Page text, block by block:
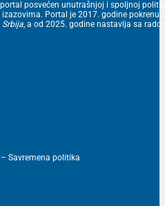
bezbednosti i odbrane: